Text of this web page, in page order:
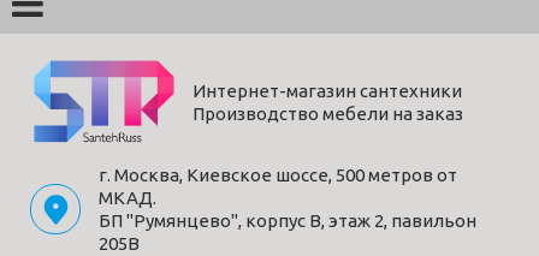
Интернет-магазин сантехники
Производство мебели на заказ
г. Москва, Киевское шоссе, 500 метров от
МКАД.
БП "Румянцево", корпус В, этаж 2, павильон
205В